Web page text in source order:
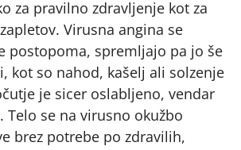
za pravilno zdravljenje kot za
Virusna angina se
postopoma, spremljajo pa jo še
kot so nahod, kašelj ali solzenje
je sicer oslabljeno, vendar
Telo se na virusno okužbo
brez potrebe po zdravilih,